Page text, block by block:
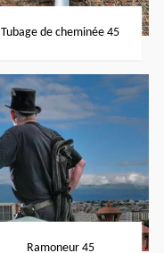
Tubage de cheminée 45
Ramoneur 45